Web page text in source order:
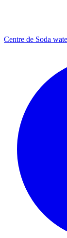
Centre de Soda